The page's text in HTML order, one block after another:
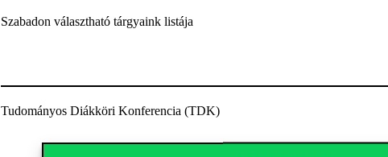
Szabadon választható tárgyaink listája
Tudományos Diákköri Konferencia (TDK)